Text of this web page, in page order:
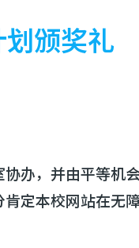
颁奖礼
办，并由平等机
定本校网站在无